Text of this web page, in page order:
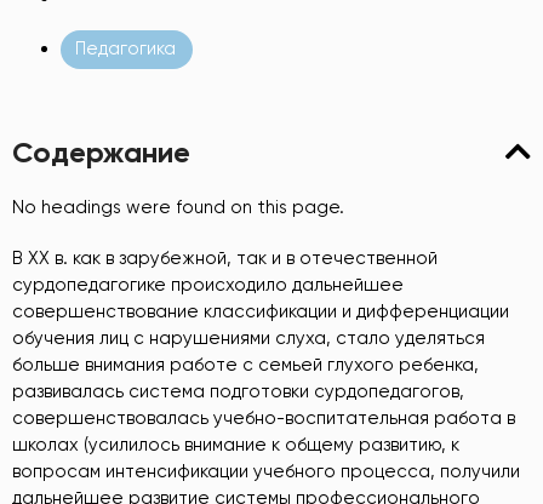
Педагогика
Содержание
No headings were found on this page.
В XX в. как в зарубежной, так и в отечественной
сурдопедагогике происходило дальнейшее
совершенствование классификации и дифференциации
обучения лиц с нарушениями слуха, стало уделяться
больше внимания работе с семьей глухого ребенка,
развивалась система подготовки сурдопедагогов,
совершенствовалась учебно-воспитательная работа в
школах (усилилось внимание к общему развитию, к
вопросам интенсификации учебного процесса, получили
дальнейшее развитие системы профессионального